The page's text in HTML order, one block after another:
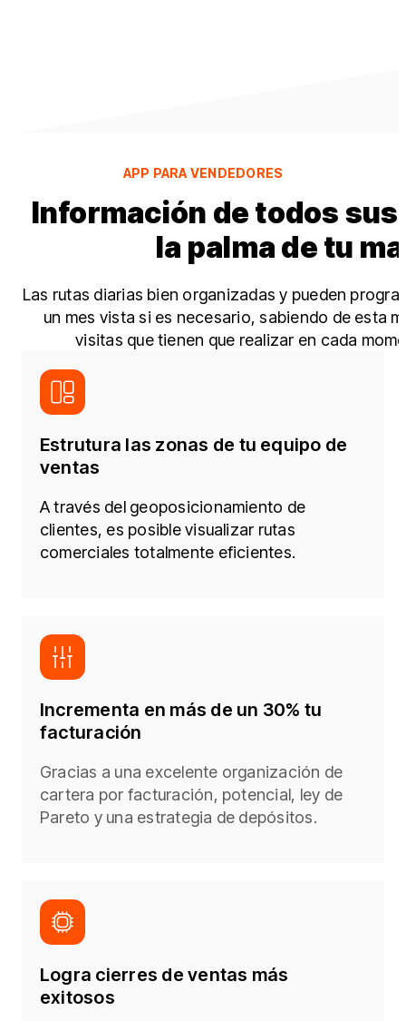
APP PARA VENDEDORES​
Información de todos
la palma de tu
Las rutas diarias bien organizadas y pueden
un mes vista si es necesario, sabiendo de esta
visitas que tienen que realizar en cada
Estrutura las zonas de tu equipo de
ventas​
A través del geoposicionamiento de
clientes, es posible visualizar rutas
comerciales totalmente eficientes.​
Incrementa en más de un 30% tu
facturación​
Gracias a una excelente organización de
cartera por facturación, potencial, ley de
Pareto y una estrategia de depósitos.​
Logra cierres de ventas más
exitosos​